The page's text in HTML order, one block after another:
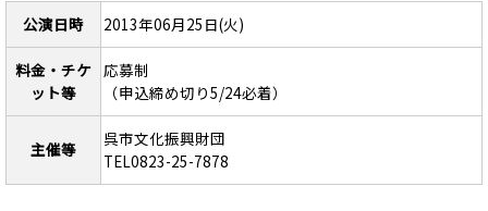
公演日時 2013年06月25日(火)
料金・チケ
ット等
応募制
（申込締め切り5/24必着）
主催等
呉市文化振興財団
TEL0823-25-7878